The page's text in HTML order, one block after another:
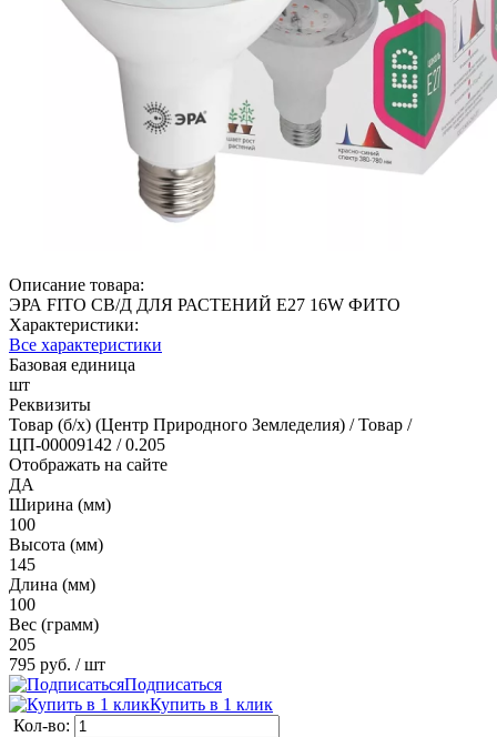
Описание товара:
ЭРА FITO СВ/Д ДЛЯ РАСТЕНИЙ Е27 16W ФИТО
Характеристики:
Все характеристики
Базовая единица
шт
Реквизиты
Товар (б/х) (Центр Природного Земледелия) / Товар /
ЦП-00009142 / 0.205
Отображать на сайте
ДА
Ширина (мм)
100
Высота (мм)
145
Длина (мм)
100
Вес (грамм)
205
795 руб. / шт
Подписаться
Купить в 1 клик
Кол-во: